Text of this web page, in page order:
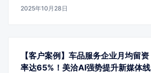
2025年10月28日
【客户案例】车品服务企业月均留资
率达65%！美洽AI强势提升新媒体线